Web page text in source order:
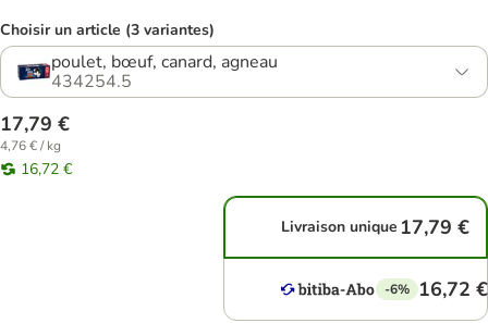
Choisir un article (3 variantes)
poulet, bœuf, canard, agneau
434254.5
17,79 €
4,76 € / kg
16,72 €
Livraison unique 17,79 €
-6% 16,72 €